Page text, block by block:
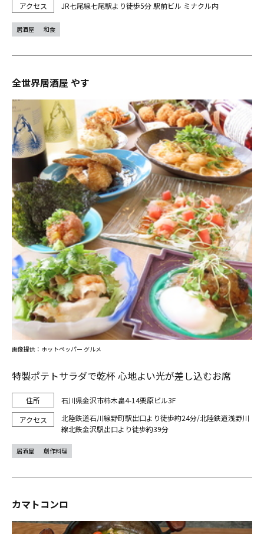
JR七尾線七尾駅より徒歩5分 駅前ビル ミナクル内
居酒屋 和食
全世界居酒屋 やす
特製ポテトサラダで乾杯 心地よい光が差し込むお席
石川県金沢市柿木畠4-14栗原ビル3F
北陸鉄道石川線野町駅出口より徒歩約24分/北陸鉄道浅野川
線北鉄金沢駅出口より徒歩約39分
画像提供：ホットペッパー グルメ
居酒屋 創作料理
カマトコンロ